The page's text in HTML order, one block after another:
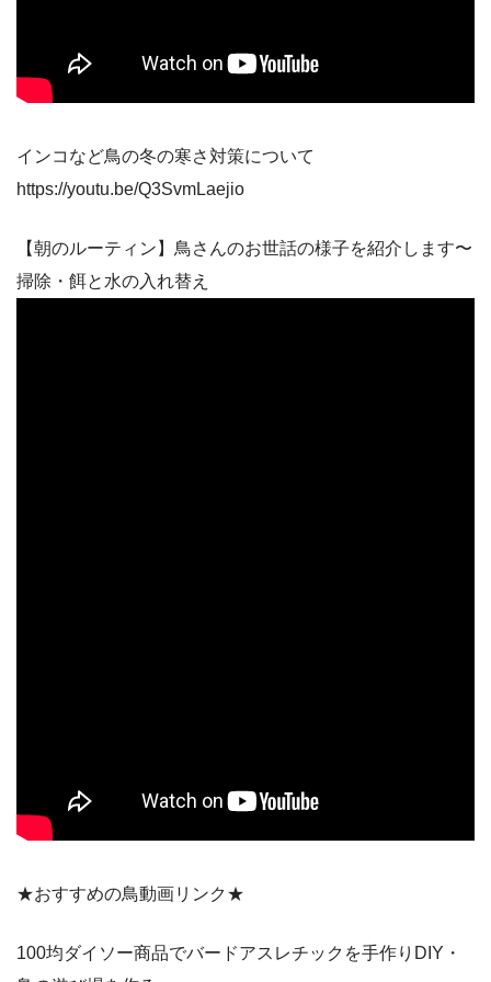
インコなど鳥の冬の寒さ対策について
https://youtu.be/Q3SvmLaejio
【朝のルーティン】鳥さんのお世話の様子を紹介します〜
掃除・餌と水の入れ替え
★おすすめの鳥動画リンク★
100均ダイソー商品でバードアスレチックを手作りDIY・